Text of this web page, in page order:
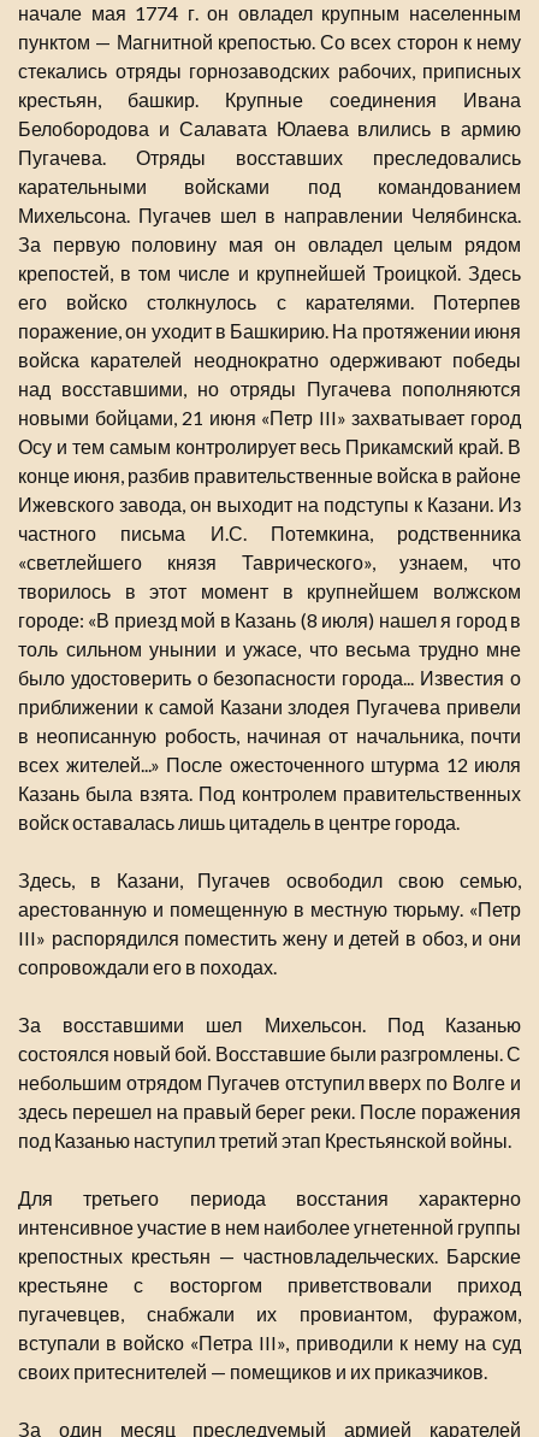
начале мая 1774 г. он овладел крупным населенным
пунктом — Магнитной крепостью. Со всех сторон к нему
стекались отряды горнозаводских рабочих, приписных
крестьян, башкир. Крупные соединения Ивана
Белобородова и Салавата Юлаева влились в армию
Пугачева. Отряды восставших преследовались
карательными войсками под командованием
Михельсона. Пугачев шел в направлении Челябинска.
За первую половину мая он овладел целым рядом
крепостей, в том числе и крупнейшей Троицкой. Здесь
его войско столкнулось с карателями. Потерпев
поражение, он уходит в Башкирию. На протяжении июня
войска карателей неоднократно одерживают победы
над восставшими, но отряды Пугачева пополняются
новыми бойцами, 21 июня «Петр III» захватывает город
Осу и тем самым контролирует весь Прикамский край. В
конце июня, разбив правительственные войска в районе
Ижевского завода, он выходит на подступы к Казани. Из
частного письма И.С. Потемкина, родственника
«светлейшего князя Таврического», узнаем, что
творилось в этот момент в крупнейшем волжском
городе: «В приезд мой в Казань (8 июля) нашел я город в
толь сильном унынии и ужасе, что весьма трудно мне
было удостоверить о безопасности города... Известия о
приближении к самой Казани злодея Пугачева привели
в неописанную робость, начиная от начальника, почти
всех жителей...» После ожесточенного штурма 12 июля
Казань была взята. Под контролем правительственных
войск оставалась лишь цитадель в центре города.
Здесь, в Казани, Пугачев освободил свою семью,
арестованную и помещенную в местную тюрьму. «Петр
III» распорядился поместить жену и детей в обоз, и они
сопровождали его в походах.
За восставшими шел Михельсон. Под Казанью
состоялся новый бой. Восставшие были разгромлены. С
небольшим отрядом Пугачев отступил вверх по Волге и
здесь перешел на правый берег реки. После поражения
под Казанью наступил третий этап Крестьянской войны.
Для третьего периода восстания характерно
интенсивное участие в нем наиболее угнетенной группы
крепостных крестьян — частновладельческих. Барские
крестьяне с восторгом приветствовали приход
пугачевцев, снабжали их провиантом, фуражом,
вступали в войско «Петра III», приводили к нему на суд
своих притеснителей — помещиков и их приказчиков.
За один месяц преследуемый армией карателей